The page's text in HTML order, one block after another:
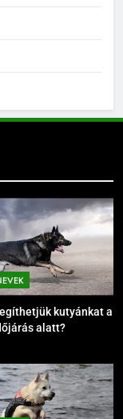
kutyánkat a
alatt?